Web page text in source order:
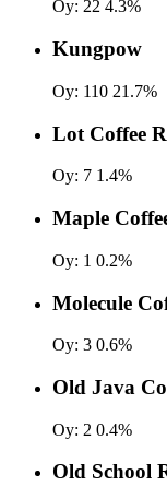
Oy: 22 4.3%
Kungpow
Oy: 110 21.7%
Lot Coffee
Oy: 7 1.4%
Maple
Oy: 1 0.2%
Molecule
Oy: 3 0.6%
Old Java
Oy: 2 0.4%
Old School